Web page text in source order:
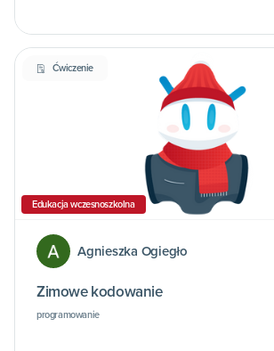
Ćwiczenie
Edukacja wczesnoszkolna
Agnieszka Ogiegło
Zimowe kodowanie
programowanie